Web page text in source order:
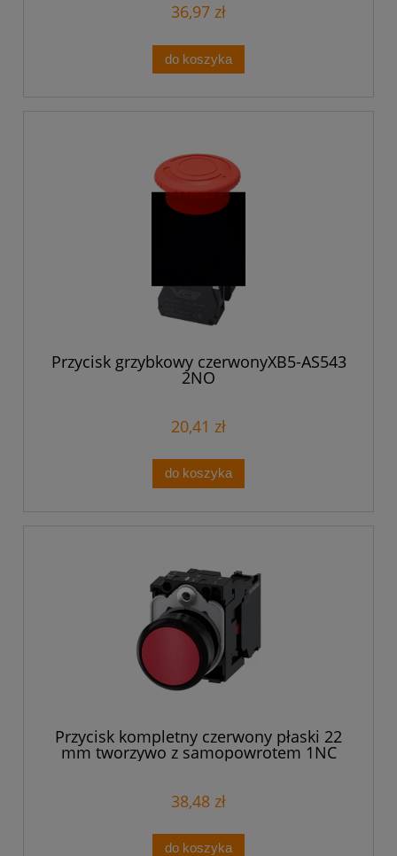
36,97 zł
do koszyka
Przycisk grzybkowy czerwonyXB5-AS543
2NO
20,41 zł
do koszyka
Przycisk kompletny czerwony płaski 22
mm tworzywo z samopowrotem 1NC
przyłącze śrubowe SIRIUS ACT 3SU1100-
38,48 zł
do koszyka